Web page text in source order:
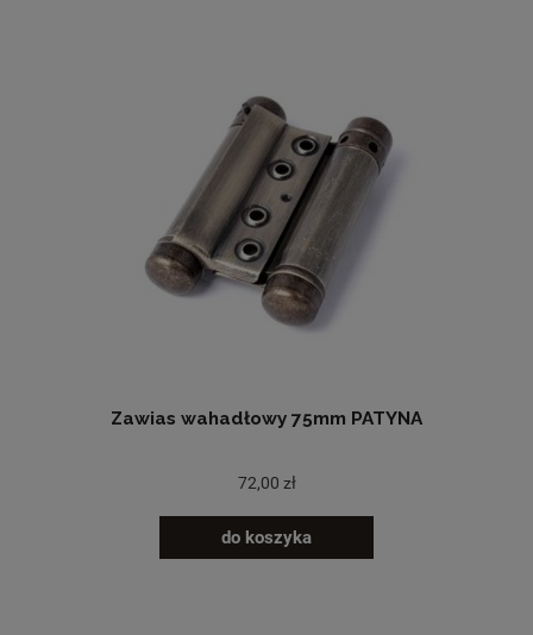
Zawias wahadłowy 75mm PATYNA
72,00 zł
do koszyka